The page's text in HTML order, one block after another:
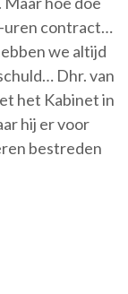
uren contract…
we altijd
Dhr. van
het Kabinet in
hij er voor
bestreden